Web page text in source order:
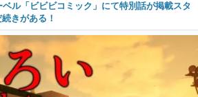
ル「ビビビコミック」にて特別話が掲載スタ
きがある！